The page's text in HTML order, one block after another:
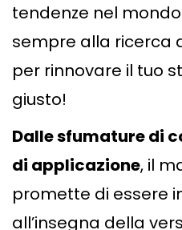
tendenze nel
sempre alla ricerca
per rinnovare il tuo
giusto!
Dalle sfumature di
di applicazione, il
promette di essere
all’insegna della